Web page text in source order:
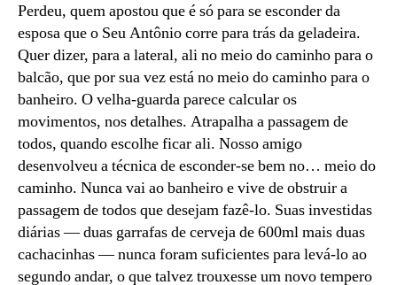
Mister
Silver
Perdeu, quem apostou que é só para se esconder da
esposa que o Seu Antônio corre para trás da geladeira.
Quer dizer, para a lateral, ali no meio do caminho para o
balcão, que por sua vez está no meio do caminho para o
banheiro. O velha-guarda parece calcular os
movimentos, nos detalhes. Atrapalha a passagem de
todos, quando escolhe ficar ali. Nosso amigo
desenvolveu a técnica de esconder-se bem no… meio do
caminho. Nunca vai ao banheiro e vive de obstruir a
passagem de todos que desejam fazê-lo. Suas investidas
diárias — duas garrafas de cerveja de 600ml mais duas
cachacinhas — nunca foram suficientes para levá-lo ao
segundo andar, o que talvez trouxesse um novo tempero